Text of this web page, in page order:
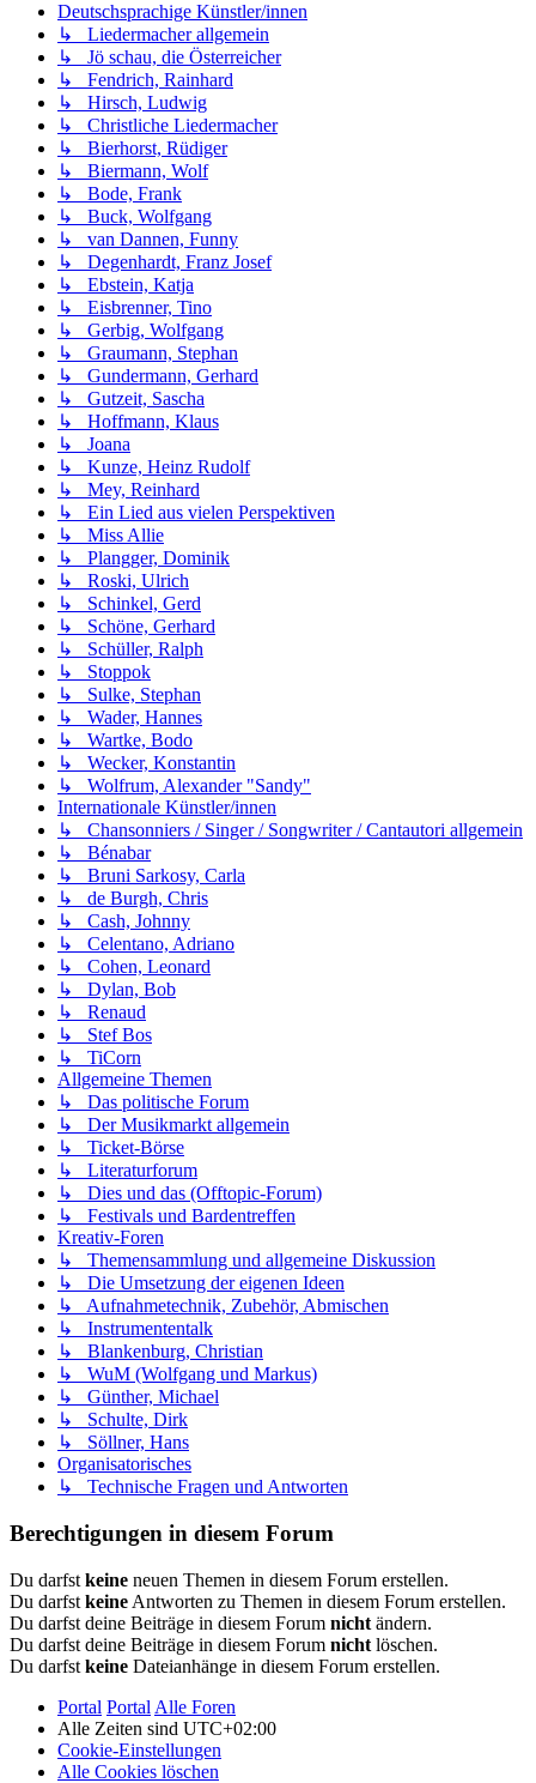
Deutschsprachige Künstler/innen
↳ Liedermacher allgemein
↳ Jö schau, die Österreicher
↳ Fendrich, Rainhard
↳ Hirsch, Ludwig
↳ Christliche Liedermacher
↳ Bierhorst, Rüdiger
↳ Biermann, Wolf
↳ Bode, Frank
↳ Buck, Wolfgang
↳ van Dannen, Funny
↳ Degenhardt, Franz Josef
↳ Ebstein, Katja
↳ Eisbrenner, Tino
↳ Gerbig, Wolfgang
↳ Graumann, Stephan
↳ Gundermann, Gerhard
↳ Gutzeit, Sascha
↳ Hoffmann, Klaus
↳ Joana
↳ Kunze, Heinz Rudolf
↳ Mey, Reinhard
↳ Ein Lied aus vielen Perspektiven
↳ Miss Allie
↳ Plangger, Dominik
↳ Roski, Ulrich
↳ Schinkel, Gerd
↳ Schöne, Gerhard
↳ Schüller, Ralph
↳ Stoppok
↳ Sulke, Stephan
↳ Wader, Hannes
↳ Wartke, Bodo
↳ Wecker, Konstantin
↳ Wolfrum, Alexander "Sandy"
Internationale Künstler/innen
↳ Chansonniers / Singer / Songwriter / Cantautori allgemein
↳ Bénabar
↳ Bruni Sarkosy, Carla
↳ de Burgh, Chris
↳ Cash, Johnny
↳ Celentano, Adriano
↳ Cohen, Leonard
↳ Dylan, Bob
↳ Renaud
↳ Stef Bos
↳ TiCorn
Allgemeine Themen
↳ Das politische Forum
↳ Der Musikmarkt allgemein
↳ Ticket-Börse
↳ Literaturforum
↳ Dies und das (Offtopic-Forum)
↳ Festivals und Bardentreffen
Kreativ-Foren
↳ Themensammlung und allgemeine Diskussion
↳ Die Umsetzung der eigenen Ideen
↳ Aufnahmetechnik, Zubehör, Abmischen
↳ Instrumententalk
↳ Blankenburg, Christian
↳ WuM (Wolfgang und Markus)
↳ Günther, Michael
↳ Schulte, Dirk
↳ Söllner, Hans
Organisatorisches
↳ Technische Fragen und Antworten
Berechtigungen in diesem Forum
Du darfst keine neuen Themen in diesem Forum erstellen.
Du darfst keine Antworten zu Themen in diesem Forum erstellen.
Du darfst deine Beiträge in diesem Forum nicht ändern.
Du darfst deine Beiträge in diesem Forum nicht löschen.
Du darfst keine Dateianhänge in diesem Forum erstellen.
Portal Portal Alle Foren
Alle Zeiten sind UTC+02:00
Cookie-Einstellungen
Alle Cookies löschen